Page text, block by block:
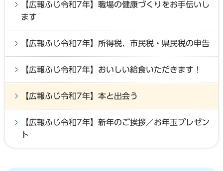
【広報ふじ令和7年】職場の健康づくりをお手伝いし
ます
【広報ふじ令和7年】所得税、市民税・県民税の申告
【広報ふじ令和7年】おいしい給食いただきます！
【広報ふじ令和7年】本と出会う
【広報ふじ令和7年】新年のご挨拶／お年玉プレゼン
ト